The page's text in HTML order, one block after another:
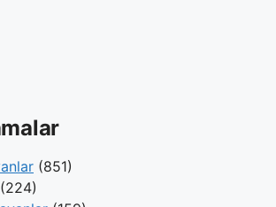
(851)
(224)